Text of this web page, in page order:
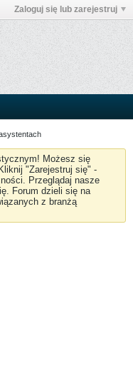
Zaloguj się lub zarejestruj
Możesz się
"Zarejestruj się" -
Przeglądaj nasze
Forum dzieli się na
z branżą